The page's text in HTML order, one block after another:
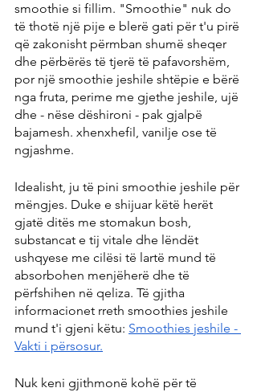
smoothie si fillim. "Smoothie" nuk do
të thotë një pije e blerë gati për t'u pirë
që zakonisht përmban shumë sheqer
dhe përbërës të tjerë të pafavorshëm,
por një smoothie jeshile shtëpie e bërë
nga fruta, perime me gjethe jeshile, ujë
dhe - nëse dëshironi - pak gjalpë
bajamesh. xhenxhefil, vanilje ose të
ngjashme.
Idealisht, ju të pini smoothie jeshile për
mëngjes. Duke e shijuar këtë herët
gjatë ditës me stomakun bosh,
substancat e tij vitale dhe lëndët
ushqyese me cilësi të lartë mund të
absorbohen menjëherë dhe të
përfshihen në qeliza. Të gjitha
informacionet rreth smoothies jeshile
mund t'i gjeni këtu: Smoothies jeshile -
Vakti i përsosur.
Nuk keni gjithmonë kohë për të